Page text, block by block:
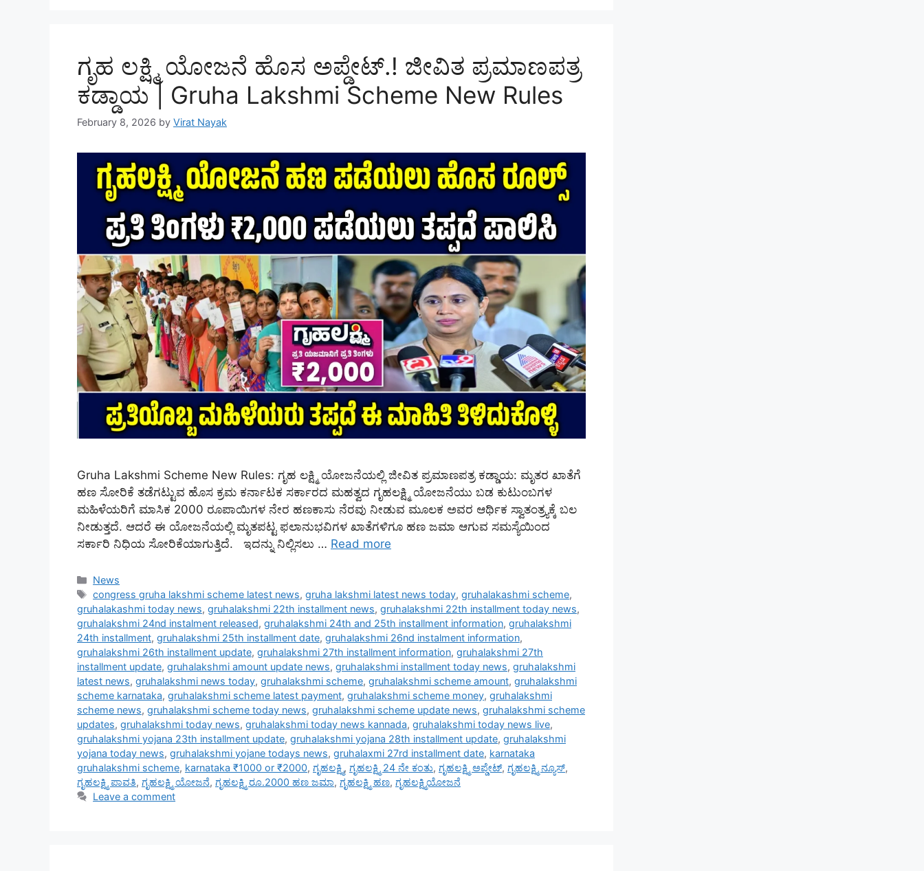
ಗೃಹ ಲಕ್ಷ್ಮಿ ಯೋಜನೆ ಹೊಸ ಅಪ್ಡೇಟ್.! ಜೀವಿತ ಪ್ರಮಾಣಪತ್ರ
ಕಡ್ಡಾಯ | Gruha Lakshmi Scheme New Rules
February 8, 2026 by Virat Nayak
Gruha Lakshmi Scheme New Rules: ಗೃಹ ಲಕ್ಷ್ಮಿ ಯೋಜನೆಯಲ್ಲಿ ಜೀವಿತ ಪ್ರಮಾಣಪತ್ರ ಕಡ್ಡಾಯ: ಮೃತರ ಖಾತೆಗೆ
ಹಣ ಸೋರಿಕೆ ತಡೆಗಟ್ಟುವ ಹೊಸ ಕ್ರಮ ಕರ್ನಾಟಕ ಸರ್ಕಾರದ ಮಹತ್ವದ ಗೃಹಲಕ್ಷ್ಮಿ ಯೋಜನೆಯು ಬಡ ಕುಟುಂಬಗಳ
ಮಹಿಳೆಯರಿಗೆ ಮಾಸಿಕ 2000 ರೂಪಾಯಿಗಳ ನೇರ ಹಣಕಾಸು ನೆರವು ನೀಡುವ ಮೂಲಕ ಅವರ ಆರ್ಥಿಕ ಸ್ವಾತಂತ್ರ್ಯಕ್ಕೆ ಬಲ
ನೀಡುತ್ತದೆ. ಆದರೆ ಈ ಯೋಜನೆಯಲ್ಲಿ ಮೃತಪಟ್ಟ ಫಲಾನುಭವಿಗಳ ಖಾತೆಗಳಿಗೂ ಹಣ ಜಮಾ ಆಗುವ ಸಮಸ್ಯೆಯಿಂದ
ಸರ್ಕಾರಿ ನಿಧಿಯ ಸೋರಿಕೆಯಾಗುತ್ತಿದೆ. ಇದನ್ನು ನಿಲ್ಲಿಸಲು … Read more
Categories
News
Tags
congress gruha lakshmi scheme latest news,gruha lakshmi latest news today,gruhalakashmi scheme,
gruhalakashmi today news, gruhalakshmi 22th installment news, gruhalakshmi 22th installment today news,
gruhalakshmi 24nd instalment released, gruhalakshmi 24th and 25th installment information, gruhalakshmi
24th installment, gruhalakshmi 25th installment date, gruhalakshmi 26nd instalment information,
gruhalakshmi 26th installment update, gruhalakshmi 27th installment information, gruhalakshmi 27th
installment update, gruhalakshmi amount update news, gruhalakshmi installment today news, gruhalakshmi
latest news, gruhalakshmi news today, gruhalakshmi scheme, gruhalakshmi scheme amount, gruhalakshmi
scheme karnataka, gruhalakshmi scheme latest payment, gruhalakshmi scheme money, gruhalakshmi
scheme news, gruhalakshmi scheme today news, gruhalakshmi scheme update news, gruhalakshmi scheme
updates, gruhalakshmi today news, gruhalakshmi today news kannada, gruhalakshmi today news live,
gruhalakshmi yojana 23th installment update, gruhalakshmi yojana 28th installment update, gruhalakshmi
yojana today news, gruhalakshmi yojane todays news, gruhalaxmi 27rd installment date, karnataka
gruhalakshmi scheme, karnataka ₹1000 or ₹2000, ಗೃಹಲಕ್ಷ್ಮಿ , ಗೃಹಲಕ್ಷ್ಮಿ 24 ನೇ ಕಂತು, ಗೃಹಲಕ್ಷ್ಮಿ ಅಪ್ಡೇಟ್, ಗೃಹಲಕ್ಷ್ಮಿ ನ್ಯೂಸ್,
ಗೃಹಲಕ್ಷ್ಮಿ ಪಾವತಿ, ಗೃಹಲಕ್ಷ್ಮಿ ಯೋಜನೆ, ಗೃಹಲಕ್ಷ್ಮಿ ರೂ.2000 ಹಣ ಜಮಾ, ಗೃಹಲಕ್ಷ್ಮಿ ಹಣ, ಗೃಹಲಕ್ಷ್ಮಿಯೋಜನೆ
Leave a comment